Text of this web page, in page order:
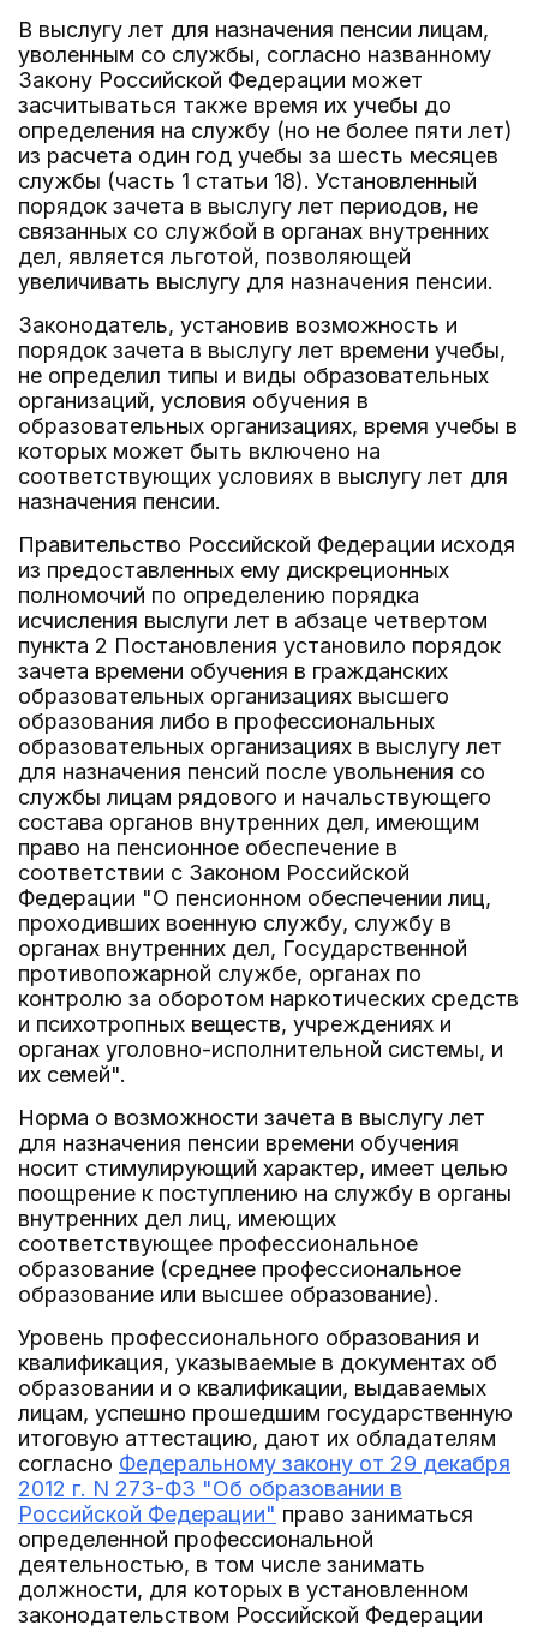
В выслугу лет для назначения пенсии лицам,
уволенным со службы, согласно названному
Закону Российской Федерации может
засчитываться также время их учебы до
определения на службу (но не более пяти лет)
из расчета один год учебы за шесть месяцев
службы (часть 1 статьи 18). Установленный
порядок зачета в выслугу лет периодов, не
связанных со службой в органах внутренних
дел, является льготой, позволяющей
увеличивать выслугу для назначения пенсии.
Законодатель, установив возможность и
порядок зачета в выслугу лет времени учебы,
не определил типы и виды образовательных
организаций, условия обучения в
образовательных организациях, время учебы в
которых может быть включено на
соответствующих условиях в выслугу лет для
назначения пенсии.
Правительство Российской Федерации исходя
из предоставленных ему дискреционных
полномочий по определению порядка
исчисления выслуги лет в абзаце четвертом
пункта 2 Постановления установило порядок
зачета времени обучения в гражданских
образовательных организациях высшего
образования либо в профессиональных
образовательных организациях в выслугу лет
для назначения пенсий после увольнения со
службы лицам рядового и начальствующего
состава органов внутренних дел, имеющим
право на пенсионное обеспечение в
соответствии с Законом Российской
Федерации "О пенсионном обеспечении лиц,
проходивших военную службу, службу в
органах внутренних дел, Государственной
противопожарной службе, органах по
контролю за оборотом наркотических средств
и психотропных веществ, учреждениях и
органах уголовно-исполнительной системы, и
их семей".
Норма о возможности зачета в выслугу лет
для назначения пенсии времени обучения
носит стимулирующий характер, имеет целью
поощрение к поступлению на службу в органы
внутренних дел лиц, имеющих
соответствующее профессиональное
образование (среднее профессиональное
образование или высшее образование).
Уровень профессионального образования и
квалификация, указываемые в документах об
образовании и о квалификации, выдаваемых
лицам, успешно прошедшим государственную
итоговую аттестацию, дают их обладателям
согласно Федеральному закону от 29 декабря
2012 г. N 273-ФЗ "Об образовании в
Российской Федерации" право заниматься
определенной профессиональной
деятельностью, в том числе занимать
должности, для которых в установленном
законодательством Российской Федерации